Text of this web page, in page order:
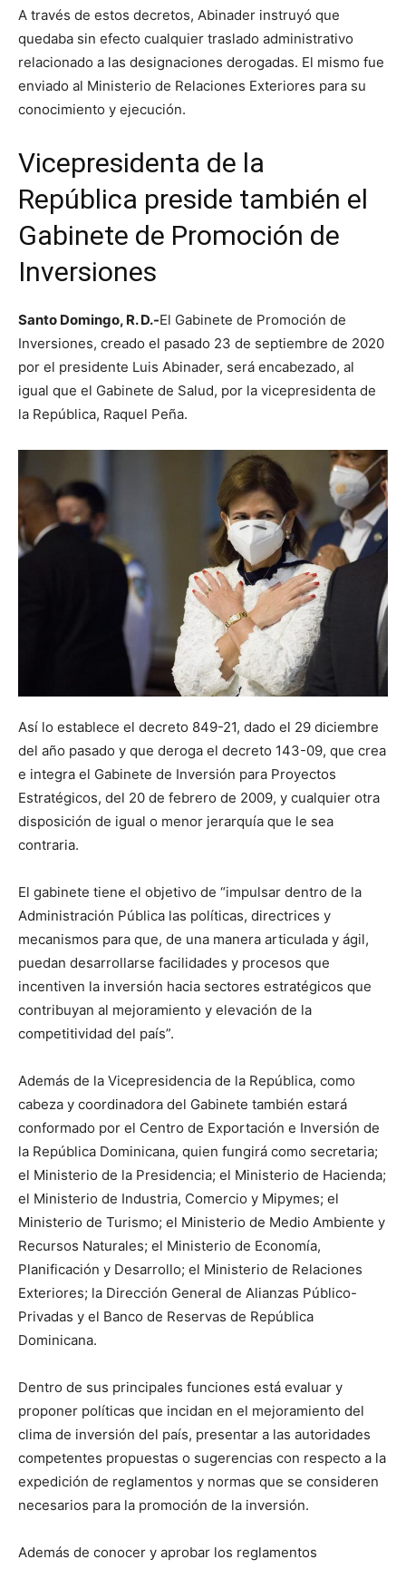
A través de estos decretos, Abinader instruyó que
quedaba sin efecto cualquier traslado administrativo
relacionado a las designaciones derogadas. El mismo fue
enviado al Ministerio de Relaciones Exteriores para su
conocimiento y ejecución.
Vicepresidenta de la
República preside también el
Gabinete de Promoción de
Inversiones
Santo Domingo, R. D.-El Gabinete de Promoción de
Inversiones, creado el pasado 23 de septiembre de 2020
por el presidente Luis Abinader, será encabezado, al
igual que el Gabinete de Salud, por la vicepresidenta de
la República, Raquel Peña.
Así lo establece el decreto 849-21, dado el 29 diciembre
del año pasado y que deroga el decreto 143-09, que crea
e integra el Gabinete de Inversión para Proyectos
Estratégicos, del 20 de febrero de 2009, y cualquier otra
disposición de igual o menor jerarquía que le sea
contraria.
El gabinete tiene el objetivo de “impulsar dentro de la
Administración Pública las políticas, directrices y
mecanismos para que, de una manera articulada y ágil,
puedan desarrollarse facilidades y procesos que
incentiven la inversión hacia sectores estratégicos que
contribuyan al mejoramiento y elevación de la
competitividad del país”.
Además de la Vicepresidencia de la República, como
cabeza y coordinadora del Gabinete también estará
conformado por el Centro de Exportación e Inversión de
la República Dominicana, quien fungirá como secretaria;
el Ministerio de la Presidencia; el Ministerio de Hacienda;
el Ministerio de Industria, Comercio y Mipymes; el
Ministerio de Turismo; el Ministerio de Medio Ambiente y
Recursos Naturales; el Ministerio de Economía,
Planificación y Desarrollo; el Ministerio de Relaciones
Exteriores; la Dirección General de Alianzas Público-
Privadas y el Banco de Reservas de República
Dominicana.
Dentro de sus principales funciones está evaluar y
proponer políticas que incidan en el mejoramiento del
clima de inversión del país, presentar a las autoridades
competentes propuestas o sugerencias con respecto a la
expedición de reglamentos y normas que se consideren
necesarios para la promoción de la inversión.
Además de conocer y aprobar los reglamentos